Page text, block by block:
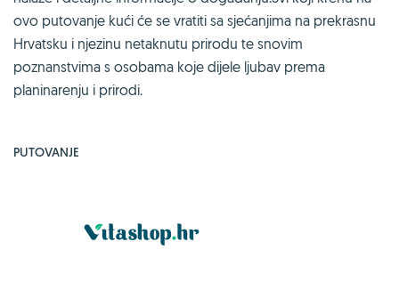
ovo putovanje kući će se vratiti sa sjećanjima na prekrasnu
Hrvatsku i njezinu netaknutu prirodu te snovim
poznanstvima s osobama koje dijele ljubav prema
planinarenju i prirodi.
PUTOVANJE